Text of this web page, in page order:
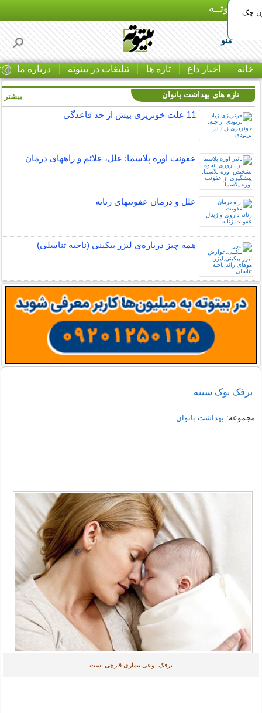
بـیتوتــه
منو
خانه اخبار داغ تازه ها تبلیغات در بیتوته درباره ما
چک
تازه های بهداشت بانوان
11 علت خونریزی بیش از حد قاعدگی
عفونت اوره پلاسما: علل، علائم و راههای درمان
علل و درمان عفونتهای زنانه
همه چیز درباره‌ی لیزر بیکینی (ناحیه تناسلی)
بیشتر
برفک نوک سینه
مجموعه: بهداشت بانوان
برفک نوعی بیماری قارچی است